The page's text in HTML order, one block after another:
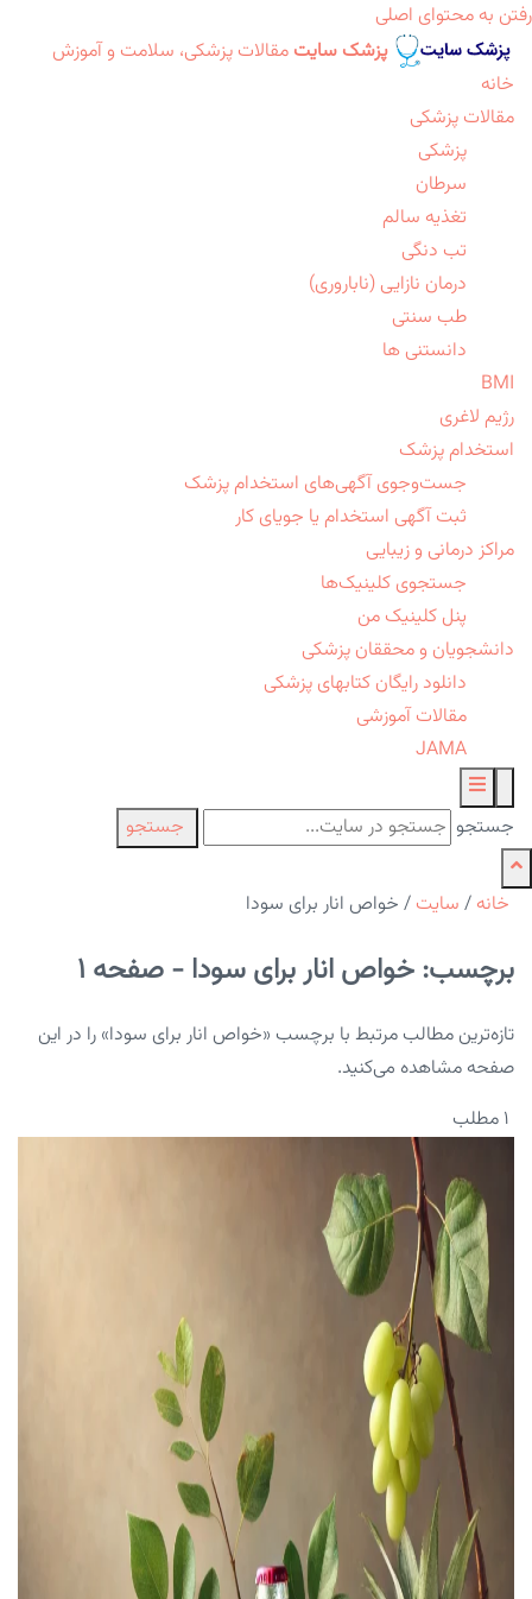
رفتن به محتوای اصلی
پزشک سایت مقالات پزشکی، سلامت و آموزش
خانه
مقالات پزشکی
پزشکی
سرطان
تغذیه سالم
تب دنگی
درمان نازایی (ناباروری)
طب سنتی
دانستنی ها
BMI
رژیم لاغری
استخدام پزشک
جست‌وجوی آگهی‌های استخدام پزشک
ثبت آگهی استخدام یا جویای کار
مراکز درمانی و زیبایی
جستجوی کلینیک‌ها
پنل کلینیک من
دانشجویان و محققان پزشکی
دانلود رایگان کتابهای پزشکی
مقالات آموزشی
JAMA
جستجو جستجو
خانه / سایت / خواص انار برای سودا
برچسب: خواص انار برای سودا - صفحه 1
تازه‌ترین مطالب مرتبط با برچسب «خواص انار برای سودا» را در این
صفحه مشاهده می‌کنید.
۱ مطلب